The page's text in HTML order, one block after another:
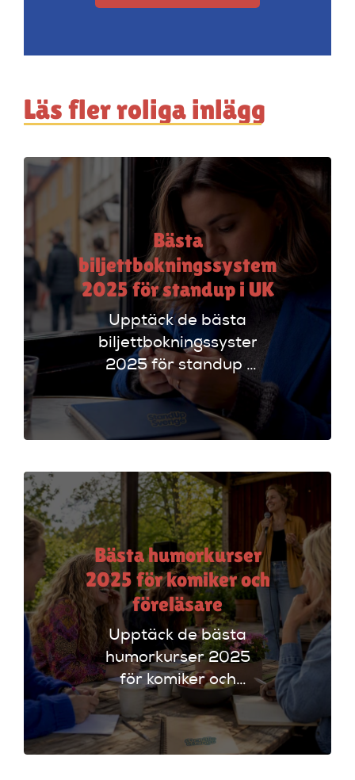
Läs fler roliga inlägg
Bästa
biljettbokningssystem
2025 för standup i UK
Upptäck de bästa
biljettbokningssystem
2025 för standup i
UK. Jämför
plattformar som
Ticketmaster och
rätt alternativ!
Bästa humorkurser
2025 för komiker och
föreläsare
Upptäck de bästa
humorkurser 2025
för komiker och
föreläsare. Lär dig
tekniker och få
scenerfarenhet med